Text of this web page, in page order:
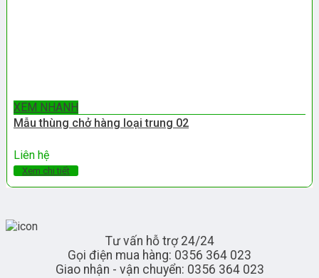
XEM NHANH
Mẫu thùng chở hàng loại trung 02
Liên hệ
Xem chi tiết
Tư vấn hỗ trợ 24/24
Gọi điện mua hàng: 0356 364 023
Giao nhận - vận chuyển: 0356 364 023